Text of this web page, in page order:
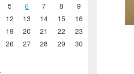
5 6 7 8
9
12 13 14 15
16
19 20 21 22
23
26 27 28 29
30